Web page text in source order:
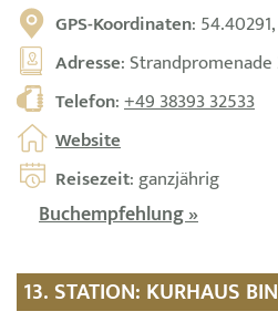
GPS-Koordinaten: 54.40291,
Adresse: Strandpromenade
Telefon:+49 38393 32533
Website
Reisezeit: ganzjährig
Buchempfehlung »
13. STATION: KURHAUS